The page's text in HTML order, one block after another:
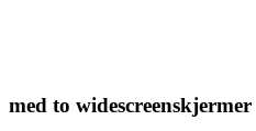
med to widescreenskjermer